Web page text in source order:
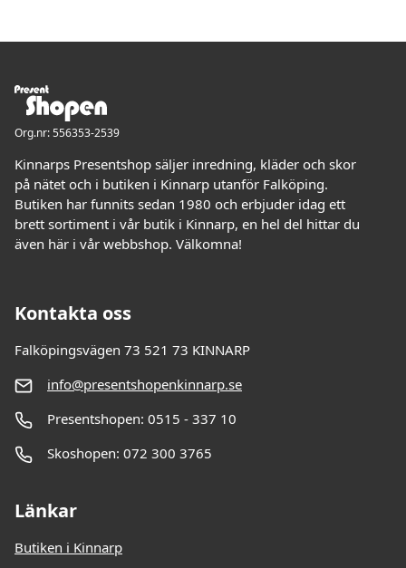
Org.nr: 556353-2539
Kinnarps Presentshop säljer inredning, kläder och skor
på nätet och i butiken i Kinnarp utanför Falköping.
Butiken har funnits sedan 1980 och erbjuder idag ett
brett sortiment i vår butik i Kinnarp, en hel del hittar du
även här i vår webbshop. Välkomna!
Kontakta oss
Falköpingsvägen 73 521 73 KINNARP
info@presentshopenkinnarp.se
Presentshopen: 0515 - 337 10
Skoshopen: 072 300 3765
Länkar
Butiken i Kinnarp